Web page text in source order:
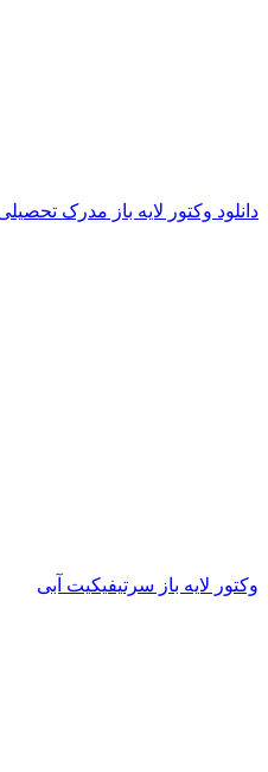
دانلود وکتور لایه باز مدرک
وکتور لایه باز سرتیفیکیت آبی